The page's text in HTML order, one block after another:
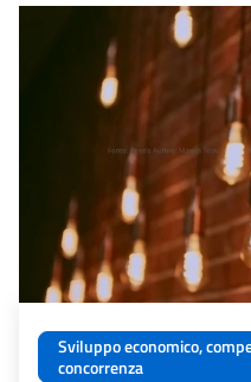
Sviluppo economico,
concorrenza